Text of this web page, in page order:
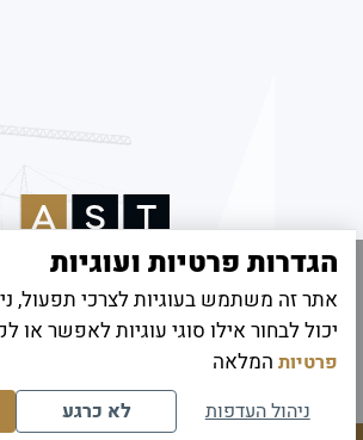
© 2026 כל הזכויות שמורות לאמיר שטיינהרץ
קידום אתרים
הגדרות פרטיות ועוגיות
אתר זה משתמש בעוגיות לצרכי תפעול,
יכול לבחור אילו סוגי עוגיות לאפשר או
פרטיות המלאה
ניהול העדפות לא כרגע